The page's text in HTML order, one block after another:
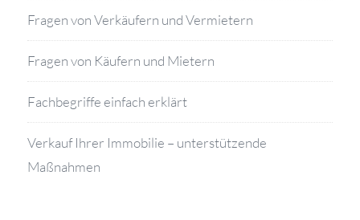
Fragen von Verkäufern und Vermietern
Fragen von Käufern und Mietern
Fachbegriffe einfach erklärt
Verkauf Ihrer Immobilie – unterstützende
Maßnahmen